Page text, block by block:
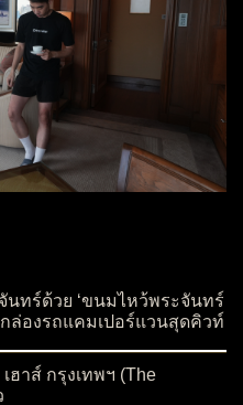
นทร์ด้วย ‘ขนมไหว้พระจันทร์
กล่องรถแคมเปอร์แวนสุดคิวท์
ฮาส์ กรุงเทพฯ (The